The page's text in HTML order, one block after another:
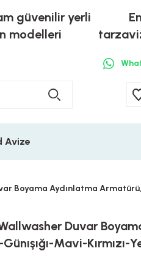
güvenilir yerli
modelleri
Avize
Boyama Aydınlatma Armatürü,
Duvar
Mavi-Kırmızı-